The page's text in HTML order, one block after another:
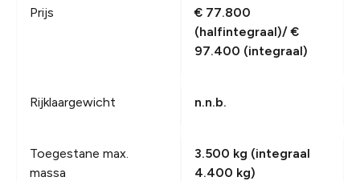
Prijs
€ 77.800
(halfintegraal)/ €
97.400 (integraal)
Rijklaargewicht n.n.b.
Toegestane max.
massa
3.500 kg (integraal
4.400 kg)